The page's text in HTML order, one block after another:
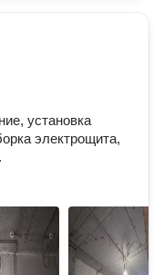
установка
электрощита,